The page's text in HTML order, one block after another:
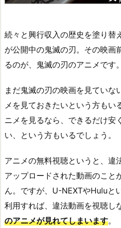
続々と興行収入の歴史を塗り替
が公開中の鬼滅の刃。その映画
るのが、鬼滅の刃のアニメです。
まだ鬼滅の刃の映画を見ていな
メを見ておきたいという方もい
ニメを見るなら、できるだけ安
い、という方もいるでしょう。
アニメの無料視聴というと、違
アップロードされた動画のこと
ん。ですが、U-NEXTやHuluと
利用すれば、違法動画を視聴し
のアニメが見れてしまいます。